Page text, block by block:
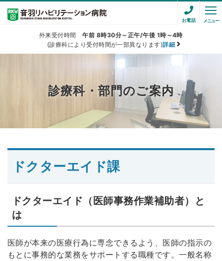
お電話 メニュー
外来受付時間
午前 8時30分～正午/午後 1時～4時
(診療科により受付時間が一部異なります)詳細
診療科・部門のご案内
ドクターエイド課
ドクターエイド（医師事務作業補助者）と
は
医師が本来の医療行為に専念できるよう、医師の指示の
もとに事務的な業務をサポートする職種です。一般名称